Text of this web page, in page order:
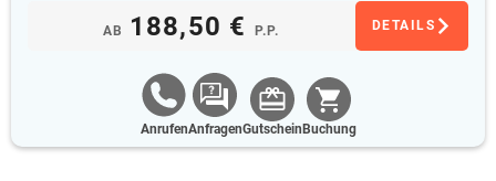
AB 188,50 € P.P. DETAILS
AnrufenAnfragenGutschein Buchung